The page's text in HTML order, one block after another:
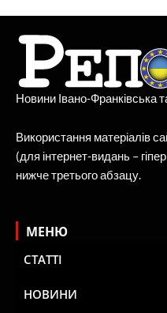
Новини Івано-Франківська
Використання матеріалів
(для інтернет-видань –
нижче третього абзацу.
МЕНЮ
СТАТТІ
НОВИНИ